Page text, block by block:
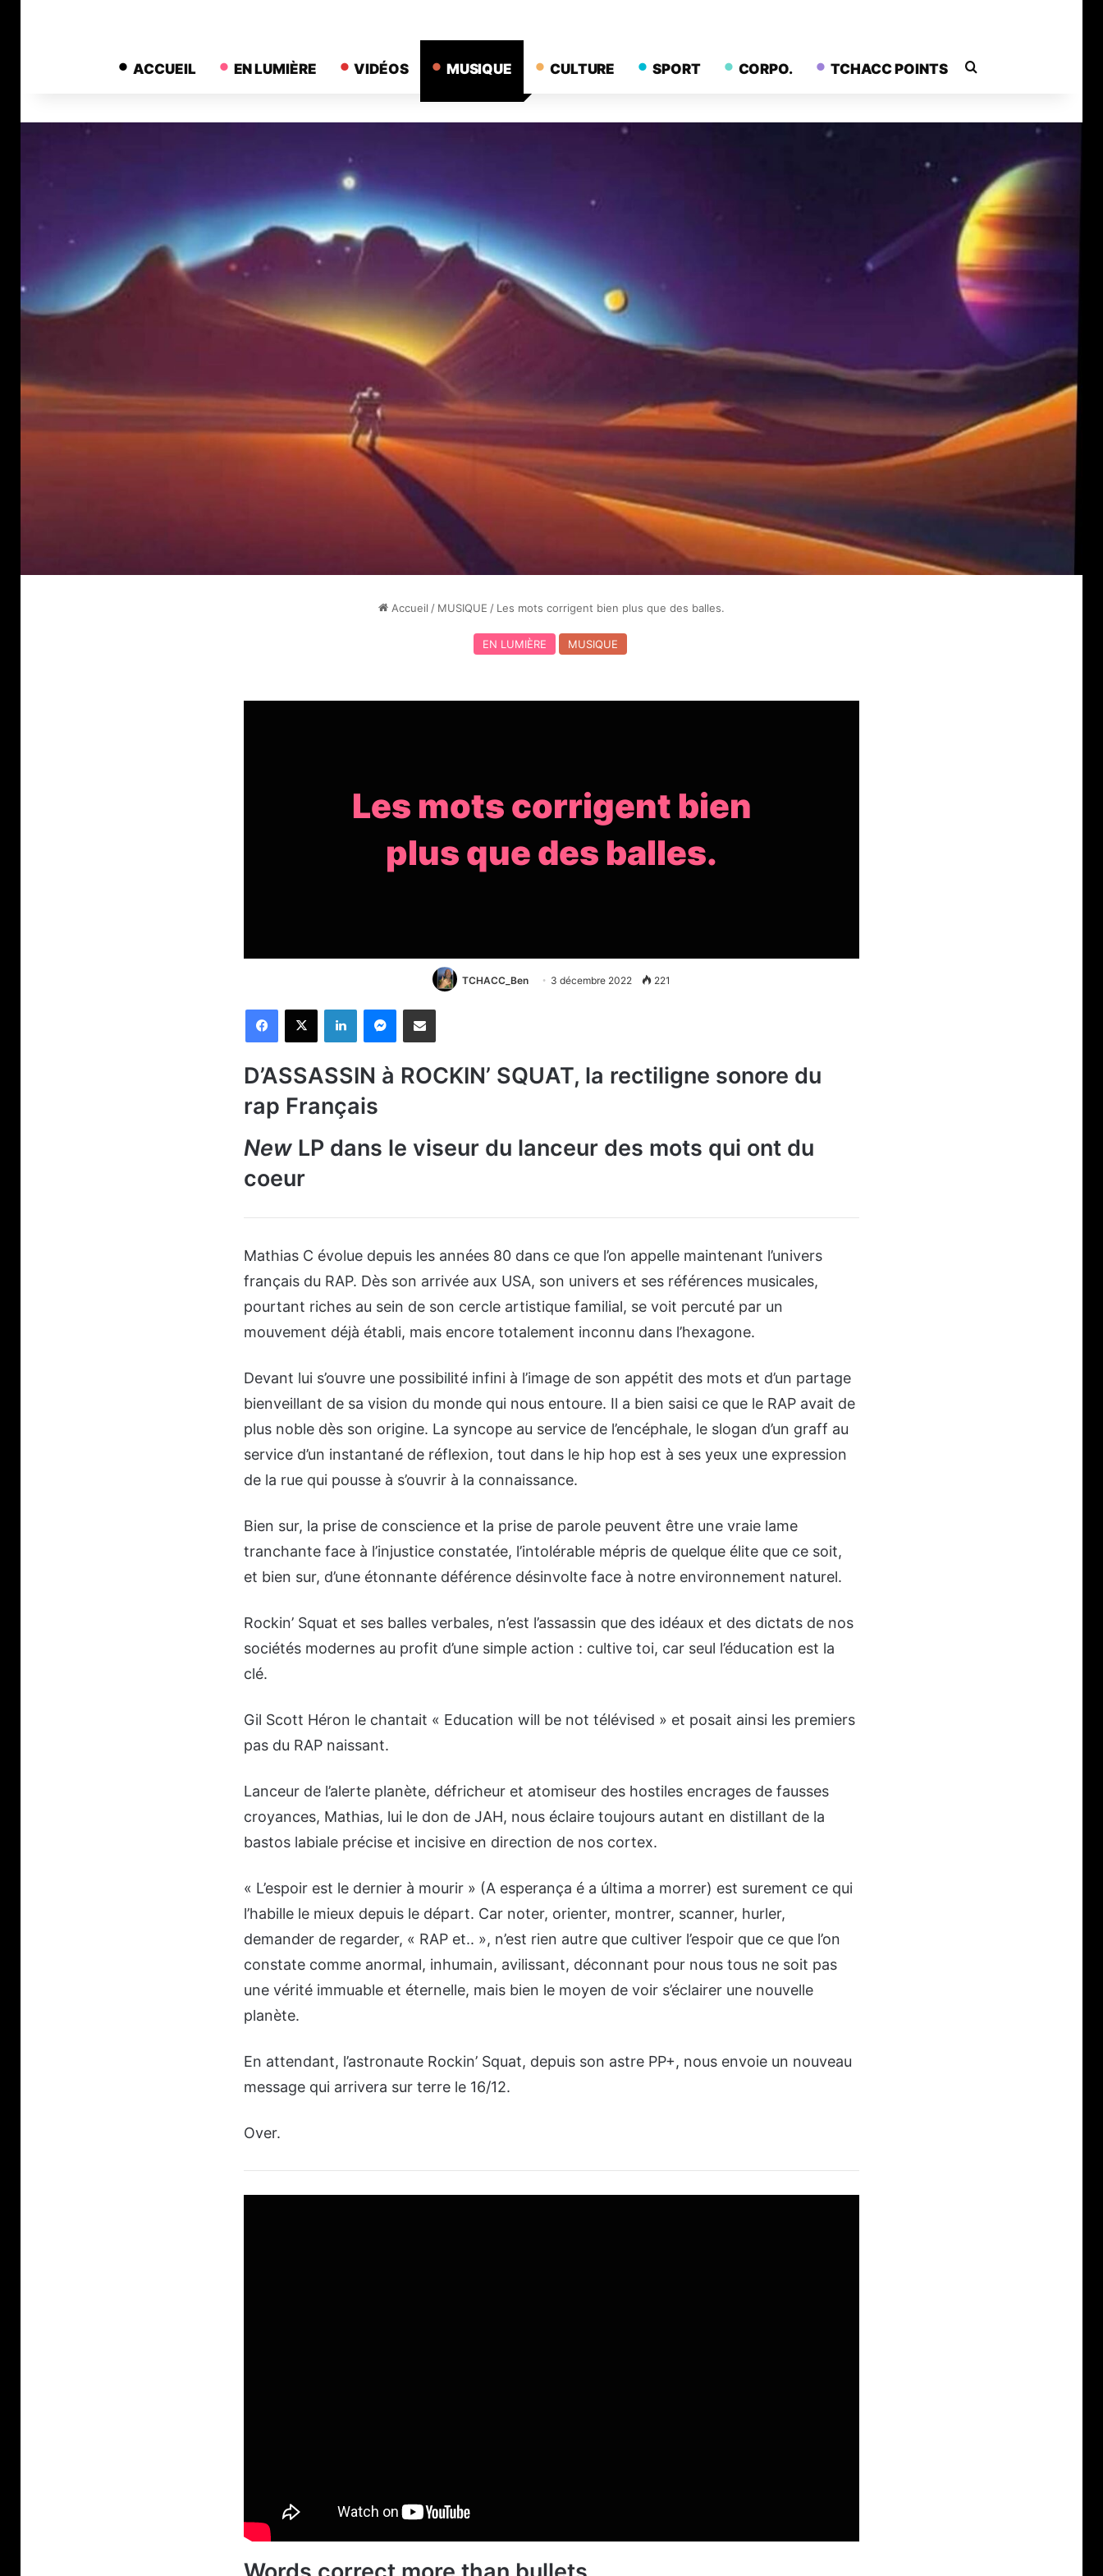
ACCUEIL EN LUMIÈRE VIDÉOS MUSIQUE CULTURE SPORT CORPO. TCHACC POINTS
Accueil / MUSIQUE / Les mots corrigent bien plus que des balles.
EN LUMIÈRE MUSIQUE
Les mots corrigent bien
plus que des balles.
TCHACC_Ben 3 décembre 2022 221
Facebook
X LinkedinMessenger
Partager par email
D’ASSASSIN à ROCKIN’ SQUAT, la rectiligne sonore du
rap Français
New LP dans le viseur du lanceur des mots qui ont du
coeur
Mathias C évolue depuis les années 80 dans ce que l’on appelle maintenant l’univers
français du RAP. Dès son arrivée aux USA, son univers et ses références musicales,
pourtant riches au sein de son cercle artistique familial, se voit percuté par un
mouvement déjà établi, mais encore totalement inconnu dans l’hexagone.
Devant lui s’ouvre une possibilité infini à l’image de son appétit des mots et d’un partage
bienveillant de sa vision du monde qui nous entoure. Il a bien saisi ce que le RAP avait de
plus noble dès son origine. La syncope au service de l’encéphale, le slogan d’un graff au
service d’un instantané de réflexion, tout dans le hip hop est à ses yeux une expression
de la rue qui pousse à s’ouvrir à la connaissance.
Bien sur, la prise de conscience et la prise de parole peuvent être une vraie lame
tranchante face à l’injustice constatée, l’intolérable mépris de quelque élite que ce soit,
et bien sur, d’une étonnante déférence désinvolte face à notre environnement naturel.
Rockin’ Squat et ses balles verbales, n’est l’assassin que des idéaux et des dictats de nos
sociétés modernes au profit d’une simple action : cultive toi, car seul l’éducation est la
clé.
Gil Scott Héron le chantait « Education will be not télévised » et posait ainsi les premiers
pas du RAP naissant.
Lanceur de l’alerte planète, défricheur et atomiseur des hostiles encrages de fausses
croyances, Mathias, lui le don de JAH, nous éclaire toujours autant en distillant de la
bastos labiale précise et incisive en direction de nos cortex.
« L’espoir est le dernier à mourir » (A esperança é a última a morrer) est surement ce qui
l’habille le mieux depuis le départ. Car noter, orienter, montrer, scanner, hurler,
demander de regarder, « RAP et.. », n’est rien autre que cultiver l’espoir que ce que l’on
constate comme anormal, inhumain, avilissant, déconnant pour nous tous ne soit pas
une vérité immuable et éternelle, mais bien le moyen de voir s’éclairer une nouvelle
planète.
En attendant, l’astronaute Rockin’ Squat, depuis son astre PP+, nous envoie un nouveau
message qui arrivera sur terre le 16/12.
Over.